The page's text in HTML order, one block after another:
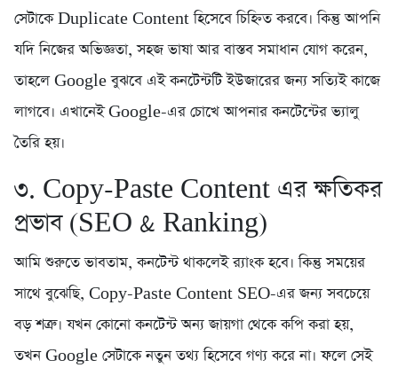
সেটাকে Duplicate Content হিসেবে চিহ্নিত করবে। কিন্তু আপনি
যদি নিজের অভিজ্ঞতা, সহজ ভাষা আর বাস্তব সমাধান যোগ করেন,
তাহলে Google বুঝবে এই কনটেন্টটি ইউজারের জন্য সত্যিই কাজে
লাগবে। এখানেই Google-এর চোখে আপনার কনটেন্টের ভ্যালু
তৈরি হয়।
৩. Copy-Paste Content এর ক্ষতিকর
প্রভাব (SEO & Ranking)
আমি শুরুতে ভাবতাম, কনটেন্ট থাকলেই র‍্যাংক হবে। কিন্তু সময়ের
সাথে বুঝেছি, Copy-Paste Content SEO-এর জন্য সবচেয়ে
বড় শত্রু। যখন কোনো কনটেন্ট অন্য জায়গা থেকে কপি করা হয়,
তখন Google সেটাকে নতুন তথ্য হিসেবে গণ্য করে না। ফলে সেই